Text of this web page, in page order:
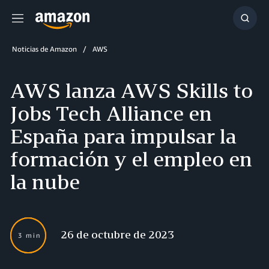
Menú
Noticias de Amazon AWS
AWS lanza AWS Skills to
Jobs Tech Alliance en
España para impulsar la
formación y el empleo en
la nube
3 min 26 de octubre de 2023